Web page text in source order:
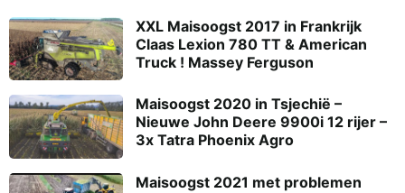
XXL Maisoogst 2017 in Frankrijk 
Claas Lexion 780 TT & American
Truck ! Massey Ferguson
Maisoogst 2020 in Tsjechië –
Nieuwe John Deere 9900i 12 rijer –
3x Tatra Phoenix Agro
Maisoogst 2021 met problemen